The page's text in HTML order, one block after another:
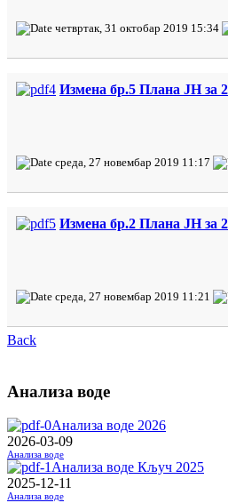
четвртак, 31 октобар 2019 15:34
Измена бр.5 Плана ЈН за
среда, 27 новембар 2019 11:17
Измена бр.2 Плана ЈН за
среда, 27 новембар 2019 11:21
Back
Анализа воде
Анализа воде 2026
2026-03-09
Анализа воде
Анализа воде Кључ 2025
2025-12-11
Анализа воде